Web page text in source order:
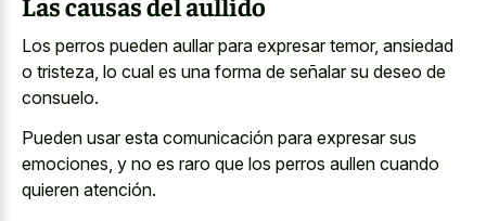
Los perros pueden aullar para expresar temor, ansiedad
o tristeza, lo cual es una forma de señalar su deseo de
consuelo.
Pueden usar esta comunicación para expresar sus
emociones, y no es raro que los perros aullen cuando
quieren atención.